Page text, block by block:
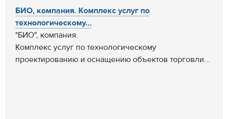
БИО, компания. Комплекс услуг по
технологическому...
"БИО", компания.
Комплекс услуг по технологическому
проектированию и оснащению объектов торговли...